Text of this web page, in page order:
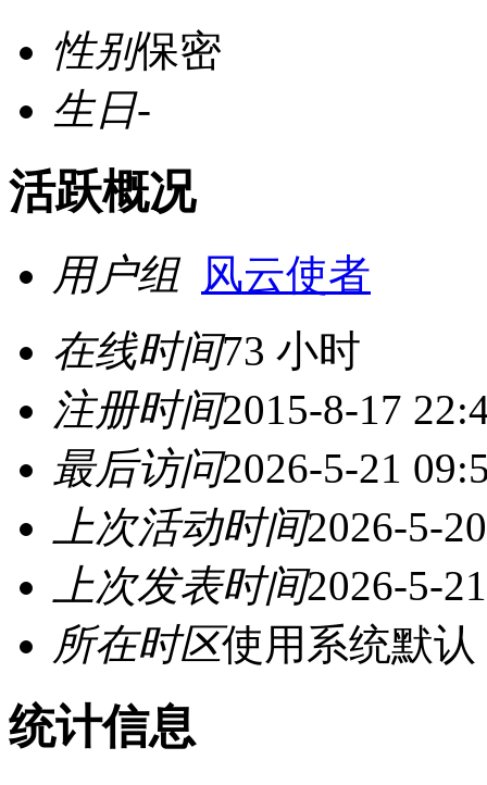
性别保密
生日-
活跃概况
用户组 风云使者
在线时间73 小时
注册时间2015-8-17
最后访问2026-5-21
上次活动时间2026-5-
上次发表时间2026-5-
所在时区使用系统默认
统计信息